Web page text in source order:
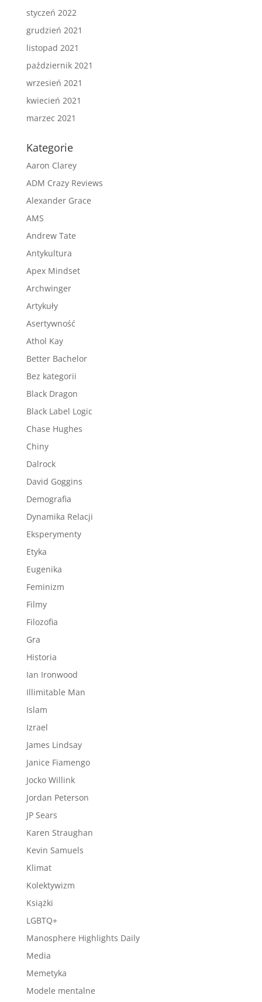
styczeń 2022
grudzień 2021
listopad 2021
październik 2021
wrzesień 2021
kwiecień 2021
marzec 2021
Kategorie
Aaron Clarey
ADM Crazy Reviews
Alexander Grace
AMS
Andrew Tate
Antykultura
Apex Mindset
Archwinger
Artykuły
Asertywność
Athol Kay
Better Bachelor
Bez kategorii
Black Dragon
Black Label Logic
Chase Hughes
Chiny
Dalrock
David Goggins
Demografia
Dynamika Relacji
Eksperymenty
Etyka
Eugenika
Feminizm
Filmy
Filozofia
Gra
Historia
Ian Ironwood
Illimitable Man
Islam
Izrael
James Lindsay
Janice Fiamengo
Jocko Willink
Jordan Peterson
JP Sears
Karen Straughan
Kevin Samuels
Klimat
Kolektywizm
Książki
LGBTQ+
Manosphere Highlights Daily
Media
Memetyka
Modele mentalne